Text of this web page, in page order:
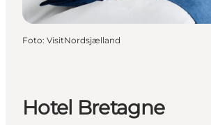
Foto: VisitNordsjælland
Hotel Bretagne